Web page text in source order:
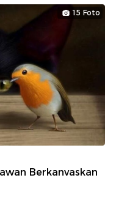
15 Foto
Berkanvaskan